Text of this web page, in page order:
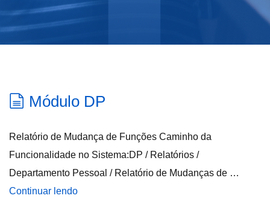
Módulo DP
Relatório de Mudança de Funções Caminho da
Funcionalidade no Sistema:DP / Relatórios /
Departamento Pessoal / Relatório de Mudanças de …
Continuar lendo